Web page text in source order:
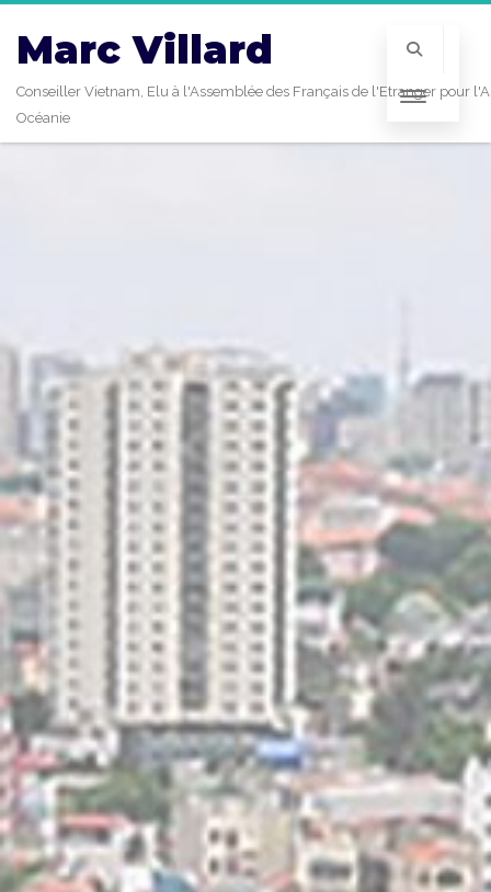
Marc Villard
Conseiller Vietnam, Elu à l'Assemblée des Français de l'Etranger pour
Océanie